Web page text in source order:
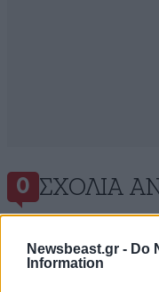
Newsbeast.gr - Do
Information
0 ΣΧΌΛΙΑ